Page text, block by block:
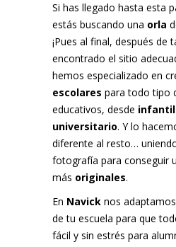
Si has llegado hasta esta
estás buscando una orla
¡Pues al final, después de
encontrado el sitio
hemos especializado en
escolares para todo tipo
educativos, desde infantil
universitario. Y lo
diferente al resto…
fotografía para conseguir
más originales.
En Navick nos
de tu escuela para que
fácil y sin estrés para